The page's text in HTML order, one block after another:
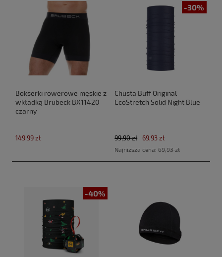
Bokserki rowerowe męskie z
wkładką Brubeck BX11420
czarny
149,99 zł
-30%
Chusta Buff Original
EcoStretch Solid Night Blue
69,93 zł
99,90 zł
Najniższa cena:69,93 zł
-40%